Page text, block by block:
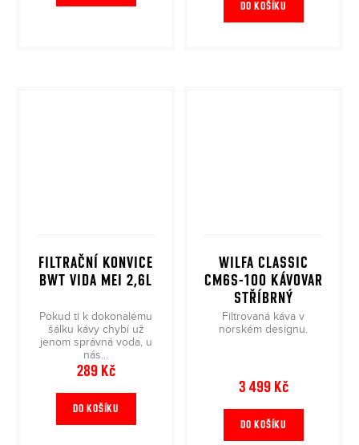
DO KOŠÍKU
FILTRAČNÍ KONVICE
BWT VIDA MEI 2,6L
Pokud ti k dokonalému
šálku kávy chybí už
jenom správná voda, u
nás...
289 Kč
DO KOŠÍKU
WILFA CLASSIC
CM6S-100 KÁVOVAR
STŘÍBRNÝ
Filtrovaná káva v
norském designu.
3 499 Kč
DO KOŠÍKU